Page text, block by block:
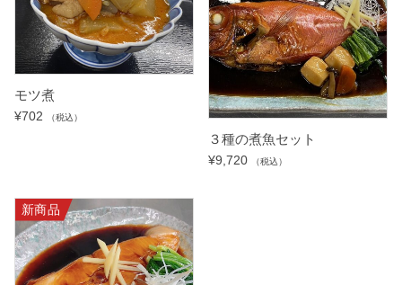
モツ煮
¥702 （税込）
３種の煮魚セット
¥9,720 （税込）
新商品